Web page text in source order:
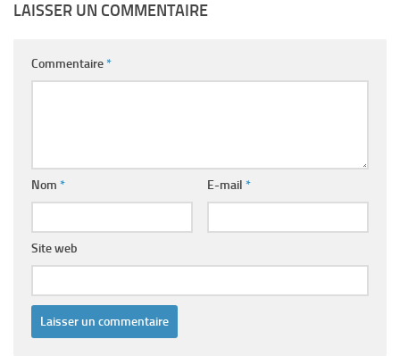
LAISSER UN COMMENTAIRE
Commentaire*
Nom * E-mail *
Site web